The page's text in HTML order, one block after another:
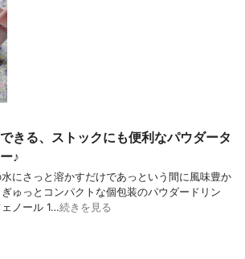
きる、ストックにも便利なパウダータ
♪
にさっと溶かすだけであっという間に風味豊か
ゅっとコンパクトな個包装のパウダードリン
ノール 1…続きを見る